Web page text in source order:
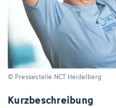
© Pressestelle NCT Heidelberg
Kurzbeschreibung